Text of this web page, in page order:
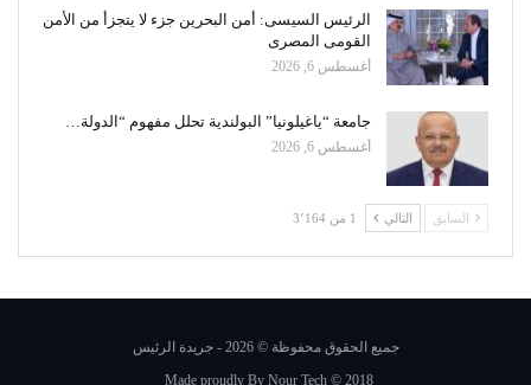
الرئيس السيسى: أمن البحرين جزء لا يتجزأ من الأمن
القومى المصرى
أغسطس 6, 2026
جامعة “ياغيلونيا” البولندية تحلل مفهوم “الدولة…
أغسطس 6, 2026
السابق التالي 1 من 3٬164
جميع الحقوق محفوظة © 2026 - جريدة الرئيس
Made proudly By Nour Tech © 2018